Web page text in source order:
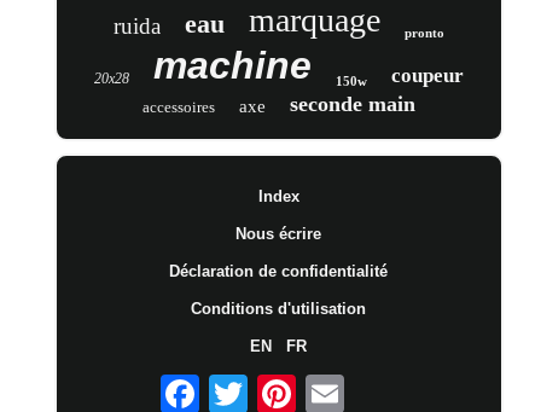
ruida eau marquage pronto
20x28 machine 150w coupeur
accessoires axe seconde main
Index
Nous écrire
Déclaration de confidentialité
Conditions d'utilisation
EN FR